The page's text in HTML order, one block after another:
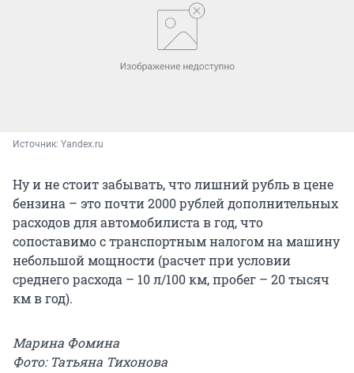
Источник: Yandex.ru
Ну и не стоит забывать, что лишний рубль в цене
бензина – это почти 2000 рублей дополнительных
расходов для автомобилиста в год, что
сопоставимо с транспортным налогом на машину
небольшой мощности (расчет при условии
среднего расхода – 10 л/100 км, пробег – 20 тысяч
км в год).
Марина Фомина
Фото: Татьяна Тихонова